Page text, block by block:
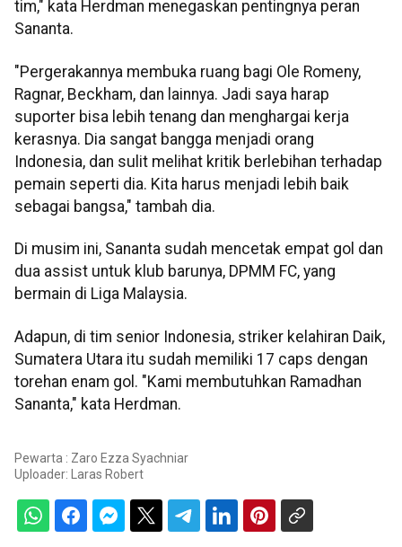
tim," kata Herdman menegaskan pentingnya peran
Sananta.
"Pergerakannya membuka ruang bagi Ole Romeny,
Ragnar, Beckham, dan lainnya. Jadi saya harap
suporter bisa lebih tenang dan menghargai kerja
kerasnya. Dia sangat bangga menjadi orang
Indonesia, dan sulit melihat kritik berlebihan terhadap
pemain seperti dia. Kita harus menjadi lebih baik
sebagai bangsa," tambah dia.
Di musim ini, Sananta sudah mencetak empat gol dan
dua assist untuk klub barunya, DPMM FC, yang
bermain di Liga Malaysia.
Adapun, di tim senior Indonesia, striker kelahiran Daik,
Sumatera Utara itu sudah memiliki 17 caps dengan
torehan enam gol. "Kami membutuhkan Ramadhan
Sananta," kata Herdman.
Pewarta : Zaro Ezza Syachniar
Uploader:
Laras Robert